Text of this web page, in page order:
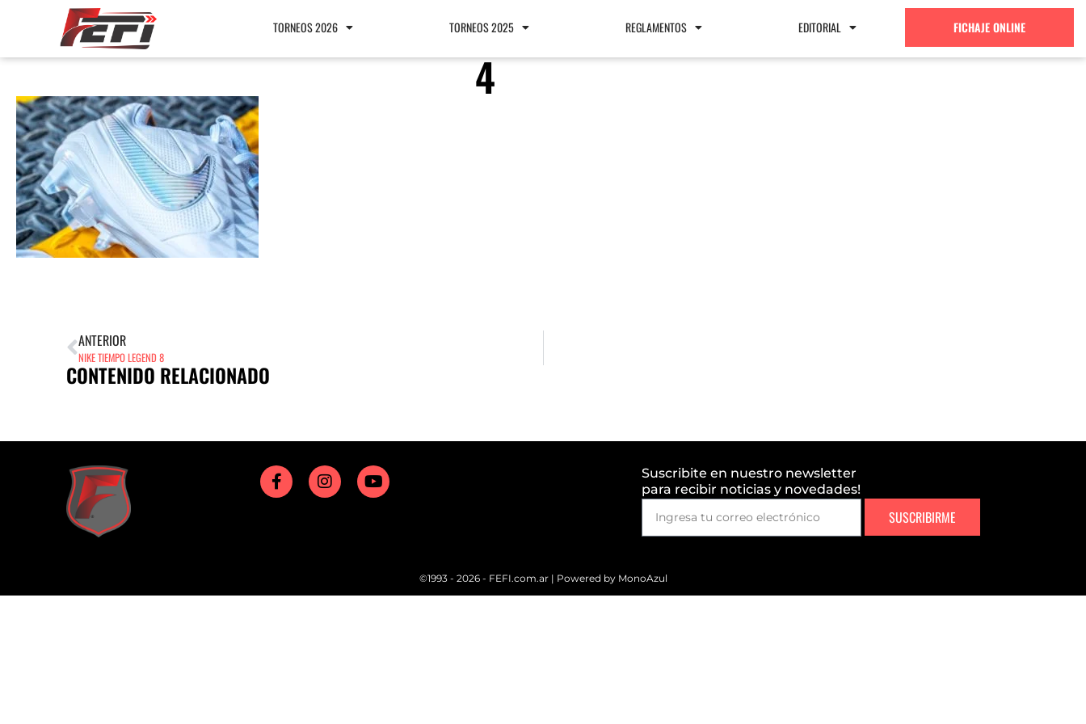
TORNEOS 2026 TORNEOS 2025 REGLAMENTOS EDITORIAL FICHAJE ONLINE
4
ANTERIOR
NIKE TIEMPO LEGEND 8
CONTENIDO RELACIONADO
Suscribite en nuestro newsletter
para recibir noticias y novedades!
SUSCRIBIRME
©1993 - 2026 - FEFI.com.ar | Powered by MonoAzul